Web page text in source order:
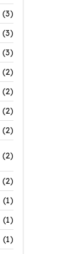
(3)
(3)
(3)
(2)
(2)
(2)
(2)
(2)
(2)
(1)
(1)
(1)